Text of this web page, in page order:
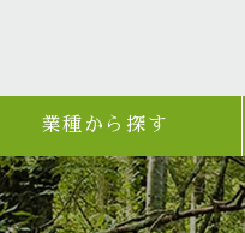
業種から探す